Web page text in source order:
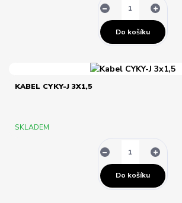
Do košíku
KABEL CYKY-J 3X1,5
SKLADEM
Do košíku